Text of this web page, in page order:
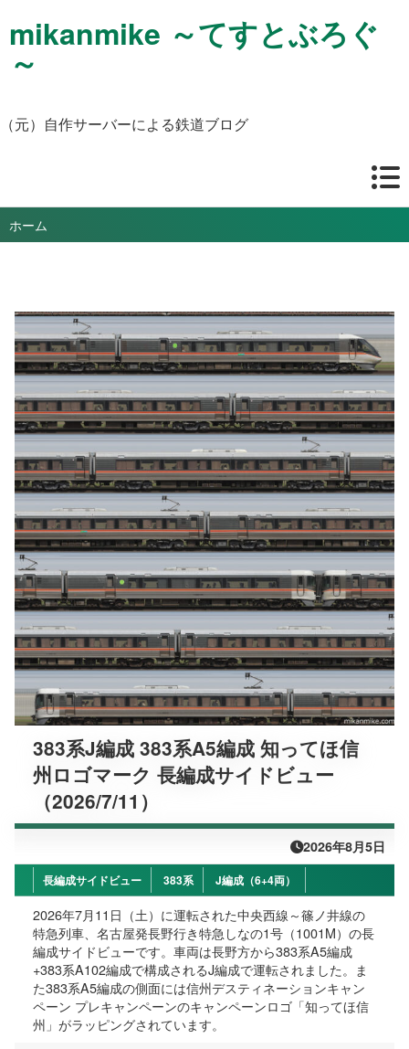
mikanmike ～てすとぶろぐ
～
（元）自作サーバーによる鉄道ブログ
ホーム
383系J編成 383系A5編成 知ってほ信
州ロゴマーク 長編成サイドビュー
（2026/7/11）
2026年8月5日
長編成サイドビュー 383系 J編成（6+4両）
2026年7月11日（土）に運転された中央西線～篠ノ井線の
特急列車、名古屋発長野行き特急しなの1号（1001M）の長
編成サイドビューです。車両は長野方から383系A5編成
+383系A102編成で構成されるJ編成で運転されました。ま
た383系A5編成の側面には信州デスティネーションキャン
ペーン プレキャンペーンのキャンペーンロゴ「知ってほ信
州」がラッピングされています。